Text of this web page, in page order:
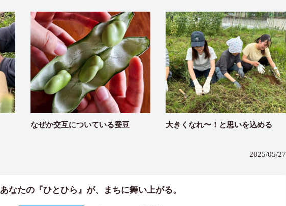
なぜか交互についている蚕豆 大きくなれ〜！と思いを込める
2025/05/27
あなたの『ひとひら』が、まちに舞い上がる。